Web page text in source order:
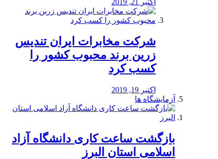
اکتبر 21, 2019
شرکت مخابرات ایران تندیس
زرین برند محبوب کشور را
کسب کرد
اکتبر 19, 2019
آزمایشگاه ها
بازگشت ساعت کاری دانشگاه آزاد
اسلامی استان البرز